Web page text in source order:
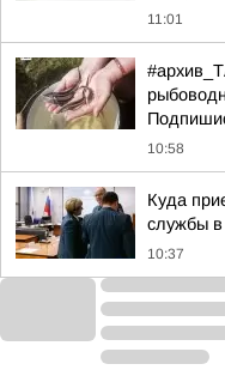
11:01
10:58
Куда
службы в
10:37